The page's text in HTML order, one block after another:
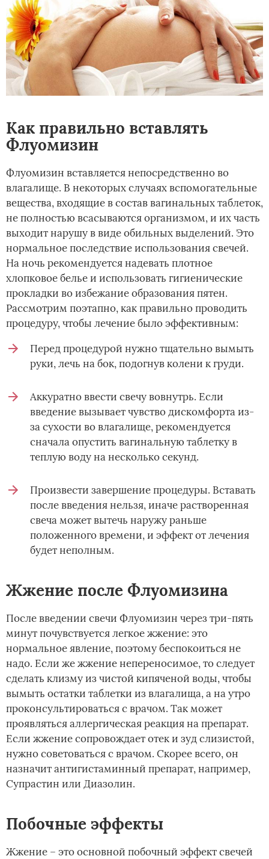
Как правильно вставлять
Флуомизин
Флуомизин вставляется непосредственно во
влагалище. В некоторых случаях вспомогательные
вещества, входящие в состав вагинальных таблеток,
не полностью всасываются организмом, и их часть
выходит нарушу в виде обильных выделений. Это
нормальное последствие использования свечей.
На ночь рекомендуется надевать плотное
хлопковое белье и использовать гигиенические
прокладки во избежание образования пятен.
Рассмотрим поэтапно, как правильно проводить
процедуру, чтобы лечение было эффективным:
Перед процедурой нужно тщательно вымыть
руки, лечь на бок, подогнув колени к груди.
Аккуратно ввести свечу вовнутрь. Если
введение вызывает чувство дискомфорта из-
за сухости во влагалище, рекомендуется
сначала опустить вагинальную таблетку в
теплую воду на несколько секунд.
Произвести завершение процедуры. Вставать
после введения нельзя, иначе растворенная
свеча может вытечь наружу раньше
положенного времени, и эффект от лечения
будет неполным.
Жжение после Флуомизина
После введении свечи Флуомизин через три-пять
минут почувствуется легкое жжение: это
нормальное явление, поэтому беспокоиться не
надо. Если же жжение непереносимое, то следует
сделать клизму из чистой кипяченой воды, чтобы
вымыть остатки таблетки из влагалища, а на утро
проконсультироваться с врачом. Так может
проявляться аллергическая реакция на препарат.
Если жжение сопровождает отек и зуд слизистой,
нужно советоваться с врачом. Скорее всего, он
назначит антигистаминный препарат, например,
Супрастин или Диазолин.
Побочные эффекты
Жжение – это основной побочный эффект свечей